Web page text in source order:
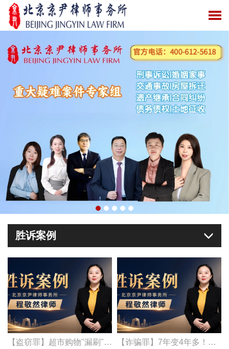
胜诉案例
【盗窃罪】超市购物"漏刷"竟被刑拘？京尹律所程敬然律师代理涉嫌盗窃罪一案，当事人获不起诉！ 【诈骗罪】7年变4年多！京尹律所程敬然律师代理诈骗罪一案，精准辩护获减刑